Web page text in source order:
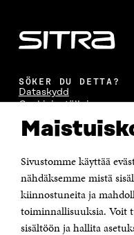
Sivustomme käyttää
nähdäksemme mistä
kiinnostuneita ja
toiminnallisuuksia. Voit
sisältöön ja hallita
SÖKER DU DETTA?
Dataskydd
Cookieinställningar
Rapporteringskanal
Tillgänglighetsutredning
KONTAKTA OSS
Jubileumsfonden för
Östersjögatan 11–13,
00181 Helsingfors